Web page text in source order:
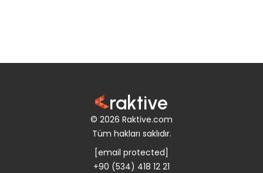
raktive
© 2026 Raktive.com
Tüm hakları saklıdır.
[email protected]
+90 (534) 418 12 21